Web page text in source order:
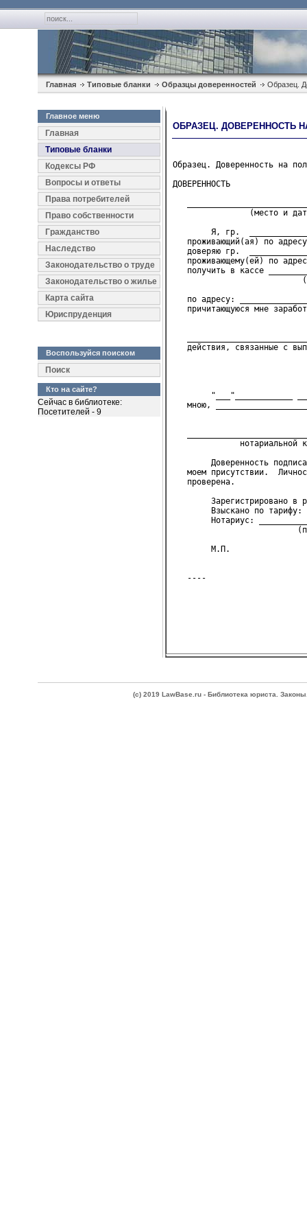
Главная Типовые бланки Образцы доверенностей Образец.
Главное меню
Главная
Типовые бланки
Кодексы РФ
Вопросы и ответы
Права потребителей
Право собственности
Гражданство
Наследство
Законодательство о труде
Законодательство о жилье
Карта сайта
Юриспруденция
Воспользуйся поиском
Поиск
Кто на сайте?
Сейчас в библиотеке:
Посетителей - 9
ОБРАЗЕЦ. ДОВЕРЕННОСТЬ
Образец. Доверенность на
ДОВЕРЕННОСТЬ
(место и дата
Я, гр.
проживающий(ая) по адресу:
доверяю гр.
проживающему(ей) по
получить в кассе
(наименование
по адресу:
причитающуюся мне
действия, связанные с
"___"____________ ____
мною,
нотариальной
Доверенность подписана
моем присутствии.
проверена.
Зарегистрировано в
Взыскано по тарифу:
Нотариус:
М.П.
(c) 2019 LawBase.ru - Библиотека юриста.